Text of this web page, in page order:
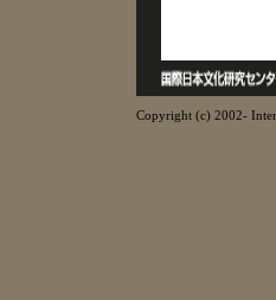
Copyright (c) 2002-